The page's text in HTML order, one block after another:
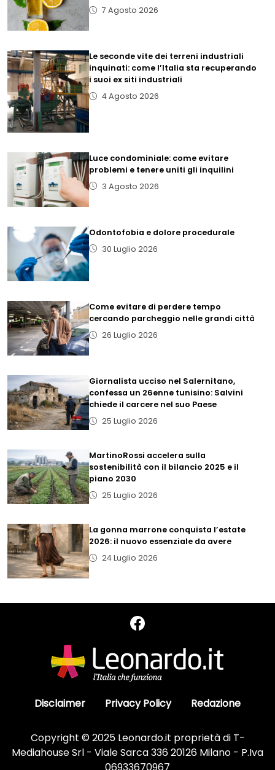
7 Agosto 2026
Le seconde vite dei terreni industriali
inquinati: come l’Italia sta recuperando
i suoi ex siti industriali
4 Agosto 2026
Luce condominiale: come evitare
problemi e tenere uniti gli inquilini
3 Agosto 2026
Odontofobia e dolore procedurale
30 Luglio 2026
Come evitare di perdere tempo
cercando parcheggio nelle grandi città
26 Luglio 2026
Giornalista ucciso nel Salernitano,
confessa un 26enne tunisino: Salvini
chiede il carcere nel suo Paese
25 Luglio 2026
MartinoRossi accelera sulla
sostenibilità con il bilancio 2025 e il
piano 2030
25 Luglio 2026
La gonna marrone conquista l’estate
2026: il nuovo essenziale da avere
24 Luglio 2026
Disclaimer Privacy Policy Redazione
Copyright © 2025 Leonardo.it proprietà di T-
Mediahouse Srl - Viale Sarca 336 20126 Milano - P.Iva